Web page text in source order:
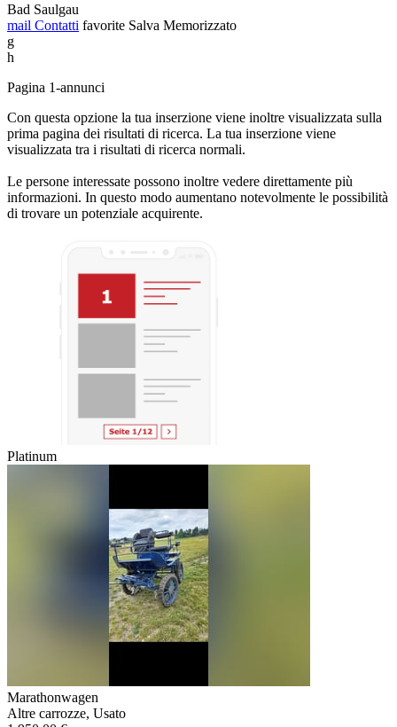
Bad Saulgau
mail Contatti favorite Salva Memorizzato
g
h
Pagina 1-annunci
Con questa opzione la tua inserzione viene inoltre visualizzata sulla
prima pagina dei risultati di ricerca. La tua inserzione viene
visualizzata tra i risultati di ricerca normali.
Le persone interessate possono inoltre vedere direttamente più
informazioni. In questo modo aumentano notevolmente le possibilità
di trovare un potenziale acquirente.
Platinum
Marathonwagen
Altre carrozze, Usato